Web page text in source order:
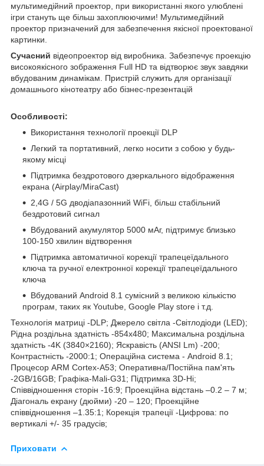
мультимедійний проектор, при використанні якого улюблені
ігри стануть ще більш захоплюючими! Мультимедійний
проектор призначений для забезпечення якісної проектованої
картинки.
Сучасний відеопроектор від виробника. Забезпечує проекцію
високоякісного зображення Full HD та відтворює звук завдяки
вбудованим динамікам. Пристрій служить для організації
домашнього кінотеатру або бізнес-презентацій
Особливості:
Використання технології проекції DLP
Легкий та портативний, легко носити з собою у будь-
якому місці
Підтримка бездротового дзеркального відображення
екрана (Airplay/MiraCast)
2,4G / 5G дводіапазонний WiFi, більш стабільний
бездротовий сигнал
Вбудований акумулятор 5000 мАг, підтримує близько
100-150 хвилин відтворення
Підтримка автоматичної корекції трапецеїдального
ключа та ручної електронної корекції трапецеїдального
ключа
Вбудований Android 8.1 сумісний з великою кількістю
програм, таких як Youtube, Google Play store і т.д.
Технологія матриці -DLP; Джерело світла -Світлодіоди (LED);
Рідна роздільна здатність -854x480; Максимальна роздільна
здатність -4K (3840×2160); Яскравість (ANSI Lm) -200;
Контрастність -2000:1; Операційна система - Android 8.1;
Процесор ARM Cortex-A53; Оперативна/Постійна пам'ять
-2GB/16GB; Графіка-Mali-G31; Підтримка 3D-Ні;
Співвідношення сторін -16:9; Проекційна відстань –0.2 – 7 м;
Діагональ екрану (дюйми) -20 – 120; Проекційне
співвідношення –1.35:1; Корекція трапеції -Цифрова: по
вертикалі +/- 35 градусів;
Приховати